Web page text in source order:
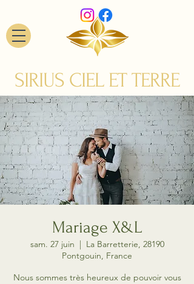
SIRIUS CIEL ET TERRE
Mariage X&L
sam. 27 juin
  |
La Barretterie, 28190
Pontgouin, France
Nous sommes très heureux de pouvoir vous